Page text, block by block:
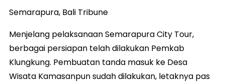
Semarapura, Bali Tribune
Menjelang pelaksanaan Semarapura City Tour,
berbagai persiapan telah dilakukan Pemkab
Klungkung. Pembuatan tanda masuk ke Desa
Wisata Kamasanpun sudah dilakukan, letaknya pas